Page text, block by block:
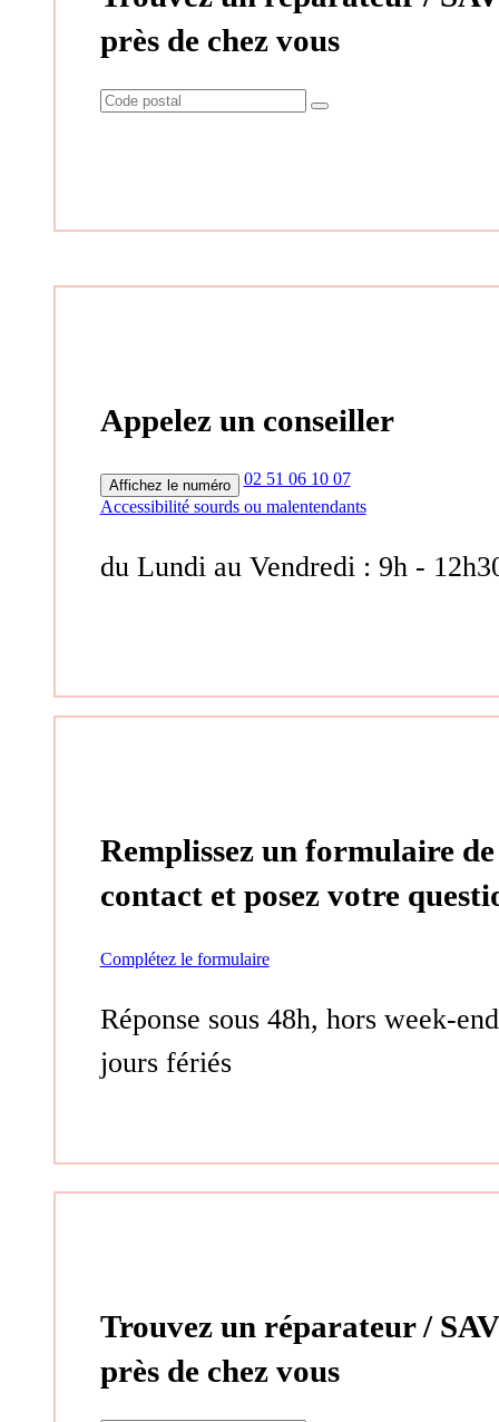
près de chez vous
Appelez un conseiller
Affichez le numéro
02 51 06 10 07
Accessibilité sourds ou malentendants
du Lundi au Vendredi : 9h -
Remplissez un formulaire de
contact et posez votre
Complétez le formulaire
Réponse sous 48h, hors week-
jours fériés
Trouvez un réparateur / SAV
près de chez vous